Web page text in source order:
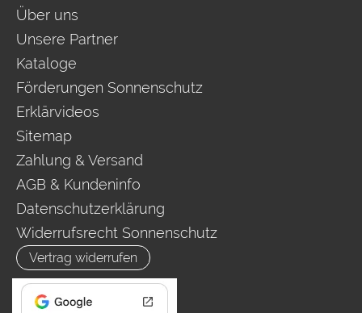
Über uns
Unsere Partner
Kataloge
Förderungen Sonnenschutz
Erklärvideos
Sitemap
Zahlung & Versand
AGB & Kundeninfo
Datenschutzerklärung
Widerrufsrecht Sonnenschutz
Vertrag widerrufen